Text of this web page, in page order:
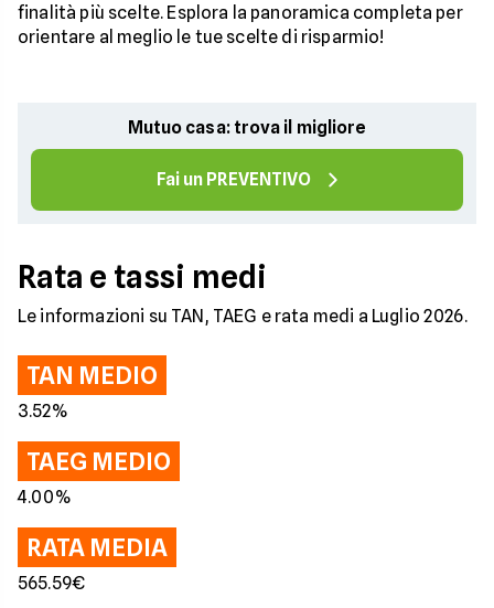
finalità più scelte. Esplora la panoramica completa per
orientare al meglio le tue scelte di risparmio!
Mutuo casa: trova il migliore
Fai un PREVENTIVO
Rata e tassi medi
Le informazioni su TAN, TAEG e rata medi a Luglio 2026.
TAN MEDIO
3.52%
TAEG MEDIO
4.00%
RATA MEDIA
565.59€